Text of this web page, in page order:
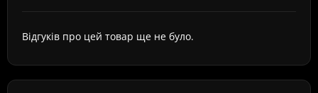
Відгуків про цей товар ще не було.